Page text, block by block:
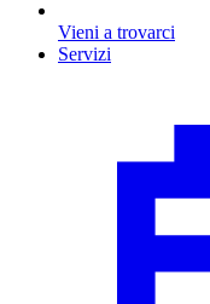
Vieni a trovarci
Servizi